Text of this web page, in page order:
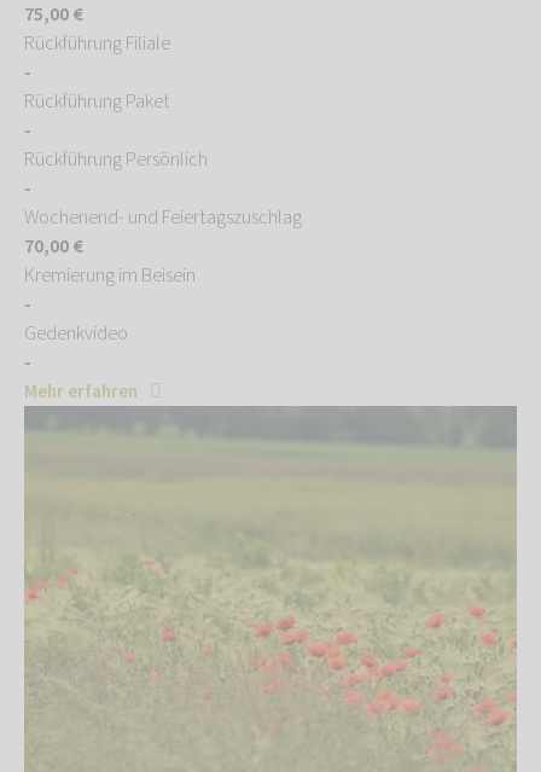
75,00 €
Rückführung Filiale
-
Rückführung Paket
-
Rückführung Persönlich
-
Wochenend- und Feiertagszuschlag
70,00 €
Kremierung im Beisein
-
Gedenkvideo
-
Mehr erfahren